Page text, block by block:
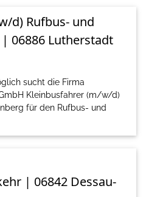
d) Rufbus- und
06886 Lutherstadt
sucht die Firma
Kleinbusfahrer (m/w/d)
für den Rufbus- und
| 06842 Dessau-